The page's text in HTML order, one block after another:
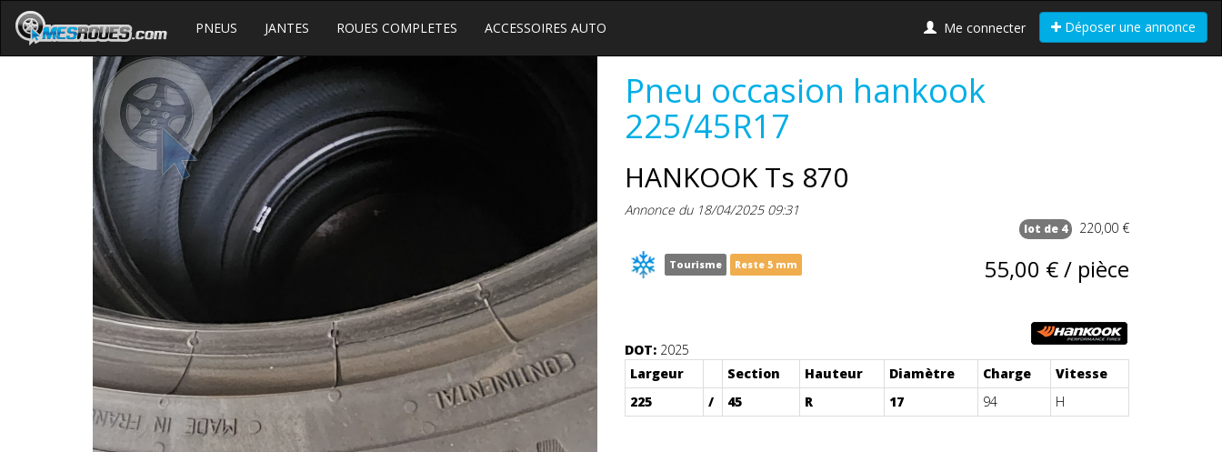
PNEUS JANTES ROUES COMPLETES ACCESSOIRES AUTO Me connecter Déposer une annonce
Pneu occasion hankook
225/45R17
HANKOOK Ts 870
Annonce du 18/04/2025 09:31
Tourisme Reste 5 mm
lot de 4 220,00 €
55,00 € / pièce
DOT: 2025
Largeur
Section Hauteur Diamètre Charge
Vitesse
225
/ 45 R 17 94 H